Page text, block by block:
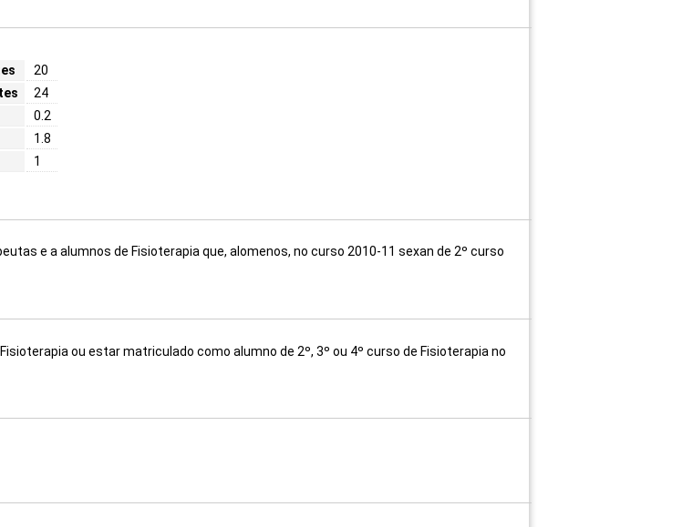
20
24
0.2
1.8
1
e a alumnos de Fisioterapia que, alomenos, no curso 2010-11 sexan de 2º curso
ou estar matriculado como alumno de 2º, 3º ou 4º curso de Fisioterapia no